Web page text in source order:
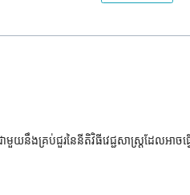
មួយនឹងគ្រប់ជួរនៃនីតិវិធីវេជ្ជសាស្រ្តដែលអ